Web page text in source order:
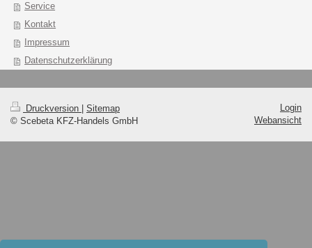
Service
Kontakt
Impressum
Datenschutzerklärung
Druckversion
Sitemap
© Scebeta KFZ-Handels GmbH
Login
Webansicht